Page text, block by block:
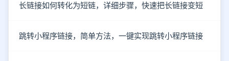
长链接如何转化为短链，详细步骤，快速把长链接变短
跳转小程序链接，简单方法，一键实现跳转小程序链接